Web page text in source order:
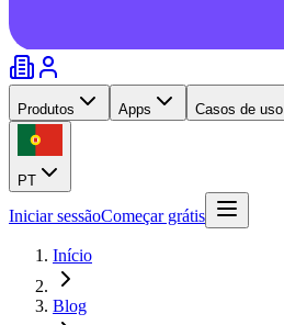
Produtos Apps Casos de uso
PT
Iniciar sessãoComeçar grátis
Início
Blog